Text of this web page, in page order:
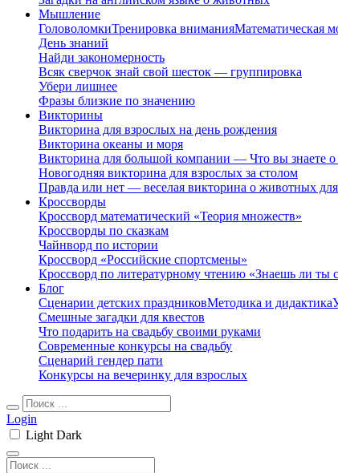
Мышление
ГоловоломкиТренировка вниманияМатематическая
День знаний
Найди закономерность
Всяк сверчок знай свой шесток — группировка
Убери лишнее
Фразы близкие по значению
Викторины
Викторина для взрослых на день рождения
Викторина океаны и моря
Викторина для большой компании — Что вы знаете о
Новогодняя викторина для взрослых за столом
Правда или нет — веселая викторина о животных для
Кроссворды
Кроссворд математический «Теория множеств»
Кроссворды по сказкам
Чайнворд по истории
Кроссворд «Российские спортсмены»
Кроссворд по литературному чтению «Знаешь ли ты
Блог
Сценарии детских праздниковМетодика и дидактика
Смешные загадки для квестов
Что подарить на свадьбу своими руками
Современные конкурсы на свадьбу
Сценарий гендер пати
Конкурсы на вечеринку для взрослых
Login
Light Dark